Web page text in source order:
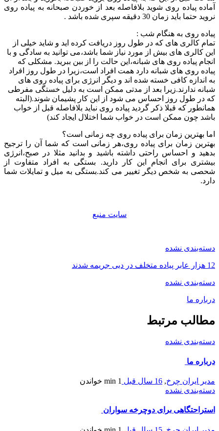
آماده پیاده روی شوید بلافاصله بعد از خوردن صبحانه به پیاده روی
نروید حتما باید زمان 30 دقیقه سپری شده باشد .
پیاده روی به هنگام شب :
تمام کالری های که در طول روز دریافت کرده اید و شاید خیلی از
این کالری های بیش از مورد نیاز شما باشد،می توانید به سادگی و با
انجام پیاده روی های شبانه،این حالت را از بین ببرید. مشکلی که
پیاده روی های شبانه دارد همت افراد است،زیرا در طول روز افراد
به اندازه کافی خسته شده اند و دیگر انرژی برای پیاده روی های
شبانه ندارند.زیرا بعد از مدتی ممکن است به دلیل خستگی مفرطی
که در طول روز احساس می شود از این کار پشیمان شوند.(البته
همانطور که قبلا ذکر گردید پیاده روی نباید بلافاصله قبل از خواب
باشد چون ممکن است در خواب شما اختلال ایجاد کند)
اما بهترین زمان برای پیاده روی چه زمانی است؟
بهترین زمان برای پیاده روی،هر زمانی است که شما آن را ترجیح
بدهید و احساس راحتی داشته باشید و بدانید مثلا در صبح،انرژی
بیشتری برای انجام این کار دارید. بستگی به افراد متفاوت از
شحصی به شخص دیگر تغییر می کند.بستگی به میل و تمایلات شما
دارد.
سايت منبع
دسته‌بندی نشده
12 هزار عابر پیاده متخلف در دبی جریمه شدند
دسته‌بندی نشده
درباره ما
مطالب مرتبط
دسته‌بندی نشده
درباره ما
مدیر ایران چرخ, 16 سال قبل 1 min
خواندن
دسته‌بندی نشده
استراحتگاهی برای دوچرخه سواران